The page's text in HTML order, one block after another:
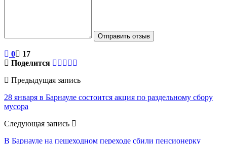
Отправить отзыв
0
17
Поделится
Предыдущая запись
28 января в Барнауле состоится акция по раздельному сбору
мусора
Следующая запись
В Барнауле на пешеходном переходе сбили пенсионерку